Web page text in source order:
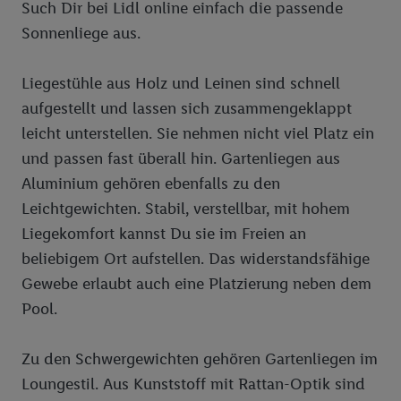
Such Dir bei Lidl online einfach die passende
Sonnenliege aus.
Liegestühle aus Holz und Leinen sind schnell
aufgestellt und lassen sich zusammengeklappt
leicht unterstellen. Sie nehmen nicht viel Platz ein
und passen fast überall hin. Gartenliegen aus
Aluminium gehören ebenfalls zu den
Leichtgewichten. Stabil, verstellbar, mit hohem
Liegekomfort kannst Du sie im Freien an
beliebigem Ort aufstellen. Das widerstandsfähige
Gewebe erlaubt auch eine Platzierung neben dem
Pool.
Zu den Schwergewichten gehören Gartenliegen im
Loungestil. Aus Kunststoff mit Rattan-Optik sind
Standortdaten) auch über verschiedene Endgeräte und Lidl-
Dienste hinweg einschließlich dem Speichern von und/ oder
Erstellung von Zielgruppen (sogenannten Segmenten). Im
Zusammenhang mit dem Ausspielen dieser Werbung erfolgen
Verarbeitungen auch zur Leistungs-/ Erfolgsmessung der
Werbung, zur Zielgruppenforschung, zur Entwicklung von
Angeboten sowie zur technischen Sicherung und Optimierung
dieser Werbeausspielungen.
Sofern Sie hier Ihre Zustimmung dazu erteilen und danach ein
Lidl Plus-Konto erstellen bzw. sich in Ihr bestehendes Lidl
Plus-Konto einloggen, kann darüber hinaus auch Ihre dort
angegebene E-Mail-Adresse von uns in gemeinsamer
Verantwortlichkeit mit einem der oben genannten Partner
verwendet werden, um daraus eine spezielle Online-Kennung
die sogleich beschriebene Utiq-Kennung verwenden können,
um Sie in von Dritten betriebenen Diensten zu erkennen und